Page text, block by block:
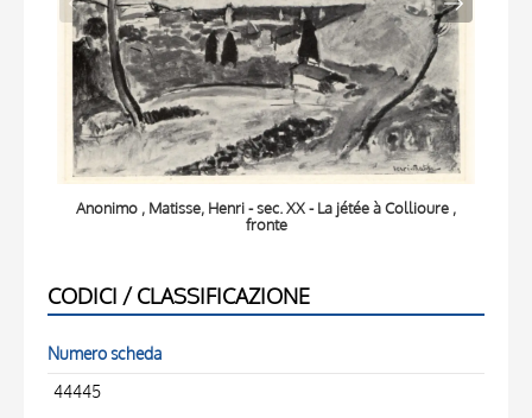
Anonimo , Matisse, Henri - sec. XX - La jétée à Collioure ,
fronte
CODICI / CLASSIFICAZIONE
Numero scheda
44445